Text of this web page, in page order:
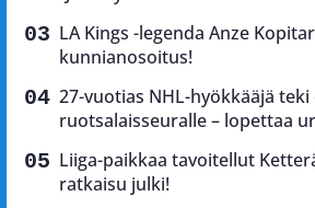
LA Kings -legenda Anze
kunnianosoitus!
27-vuotias NHL-hyökkääjä
ruotsalaisseuralle – lopettaa
Liiga-paikkaa tavoitellut
ratkaisu julki!